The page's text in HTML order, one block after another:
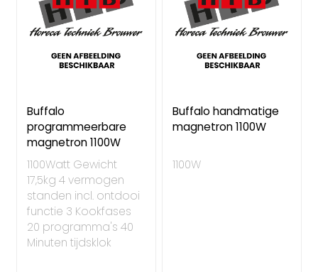
Buffalo
programmeerbare
magnetron 1100W
1100Watt Gewicht
17,5kg 4 vermogen
standen incl. ontdooi
functie 3 Kookfases
20 programma's 40
Minuten tijdsklok
Buffalo handmatige
magnetron 1100W
1100W